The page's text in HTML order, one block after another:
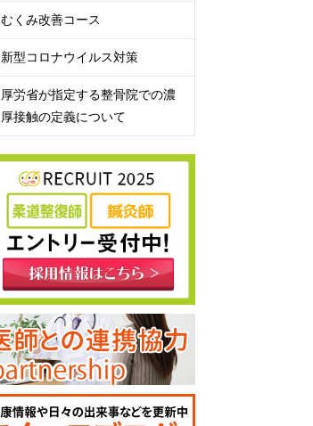
むくみ改善コース
新型コロナウイルス対策
厚労省が指定する整骨院での濃
厚接触の定義について